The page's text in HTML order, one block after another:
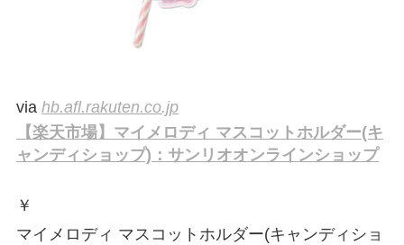
via hb.afl.rakuten.co.jp
【楽天市場】マイメロディ マスコットホルダー(キ
ャンディショップ)：サンリオオンラインショップ
￥
マイメロディ マスコットホルダー(キャンディショ